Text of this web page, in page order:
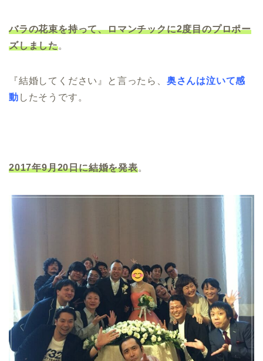
バラの花束を持って、ロマンチックに2度目のプロポー
ズしました。
『結婚してください』と言ったら、 奥さんは泣いて感
動 したそうです。
2017年9月20日に結婚を発表。